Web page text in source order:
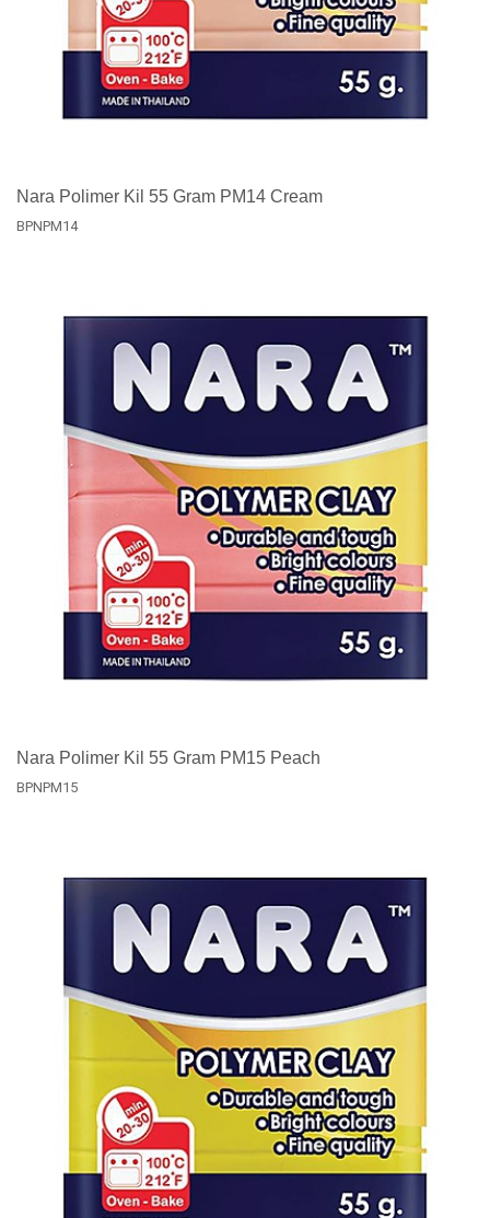
Nara Polimer Kil 55 Gram PM14 Cream
BPNPM14
Nara Polimer Kil 55 Gram PM15 Peach
BPNPM15